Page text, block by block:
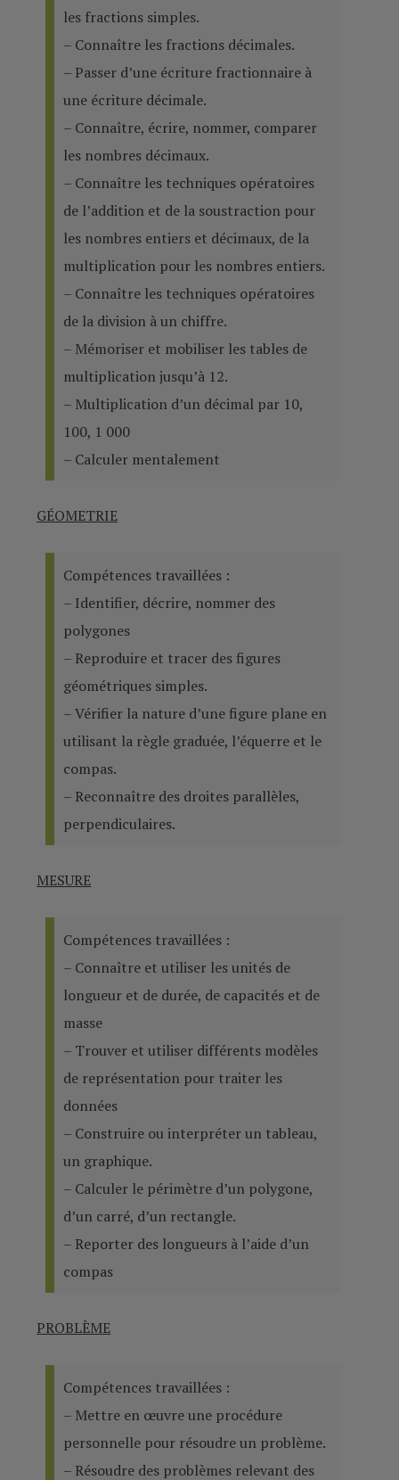
les fractions simples.
– Connaître les fractions décimales.
– Passer d’une écriture fractionnaire à
une écriture décimale.
– Connaître, écrire, nommer, comparer
les nombres décimaux.
– Connaître les techniques opératoires
de l’addition et de la soustraction pour
les nombres entiers et décimaux, de la
multiplication pour les nombres entiers.
– Connaître les techniques opératoires
de la division à un chiffre.
– Mémoriser et mobiliser les tables de
multiplication jusqu’à 12.
– Multiplication d’un décimal par 10,
100, 1 000
– Calculer mentalement
GÉOMETRIE
Compétences travaillées :
– Identifier, décrire, nommer des
polygones
– Reproduire et tracer des figures
géométriques simples.
– Vérifier la nature d’une figure plane en
utilisant la règle graduée, l’équerre et le
compas.
– Reconnaître des droites parallèles,
perpendiculaires.
MESURE
Compétences travaillées :
– Connaître et utiliser les unités de
longueur et de durée, de capacités et de
masse
– Trouver et utiliser différents modèles
de représentation pour traiter les
données
– Construire ou interpréter un tableau,
un graphique.
– Calculer le périmètre d’un polygone,
d’un carré, d’un rectangle.
– Reporter des longueurs à l’aide d’un
compas
PROBLÈME
Compétences travaillées :
– Mettre en œuvre une procédure
personnelle pour résoudre un problème.
– Résoudre des problèmes relevant des